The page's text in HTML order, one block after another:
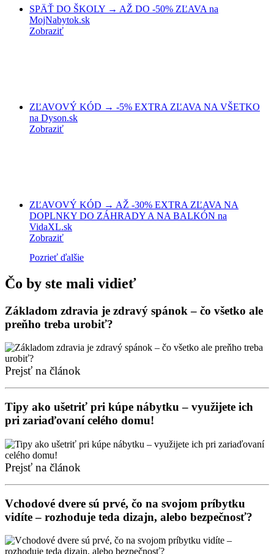
SPÄŤ DO ŠKOLY → AŽ DO -50% ZĽAVA na
MojNabytok.sk
Zobraziť
ZĽAVOVÝ KÓD → -5% EXTRA ZĽAVA NA VŠETKO
na Dyson.sk
Zobraziť
ZĽAVOVÝ KÓD → AŽ -30% EXTRA ZĽAVA NA
DOPLNKY DO ZÁHRADY A NA BALKÓN na
VidaXL.sk
Zobraziť
Pozrieť ďalšie
Čo by ste mali vidieť
Základom zdravia je zdravý spánok – čo všetko ale
preňho treba urobiť?
Prejsť na článok
Tipy ako ušetriť pri kúpe nábytku – využijete ich
pri zariaďovaní celého domu!
Prejsť na článok
Vchodové dvere sú prvé, čo na svojom príbytku
vidíte – rozhoduje teda dizajn, alebo bezpečnosť?